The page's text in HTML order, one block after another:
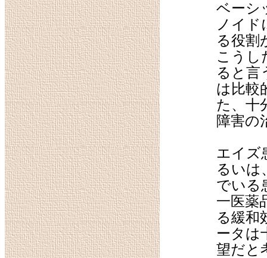
ベーシ
ノイ
る役割
こうし
ると言
は比較
た、十
障害の
エイズ
るいは
でいる
一医薬
る緩和
ータは
望だと